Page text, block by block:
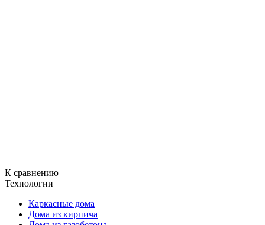
К сравнению
Технологии
Каркасные дома
Дома из кирпича